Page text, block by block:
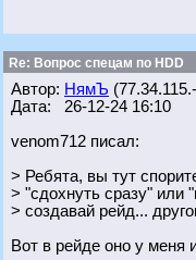
Re: Вопрос спецам по HDD
Автор: НямЪ
Дата: 26-12-24 16:10
venom712 писал:
> Ребята, вы тут
> "сдохнуть сразу" или
> создавай рейд...
Вот в рейде оно у меня